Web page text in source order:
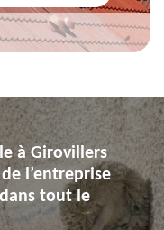
à Girovillers
l’entreprise
tout le